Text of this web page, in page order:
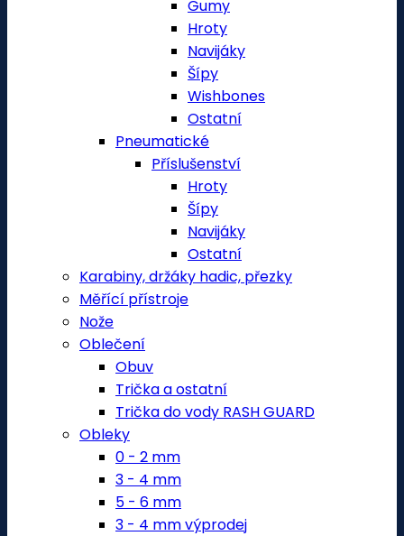
Gumy
Hroty
Navijáky
Šípy
Wishbones
Ostatní
Pneumatické
Příslušenství
Hroty
Šípy
Navijáky
Ostatní
Karabiny, držáky hadic, přezky
Měřící přístroje
Nože
Oblečení
Obuv
Trička a ostatní
Trička do vody RASH GUARD
Obleky
0 - 2 mm
3 - 4 mm
5 - 6 mm
3 - 4 mm výprodej